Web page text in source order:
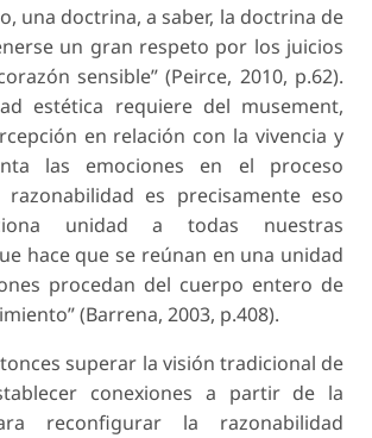
una doctrina, a saber, la doctrina de
un gran respeto por los juicios
sensible” (Peirce, 2010, p.62).
estética requiere del musement,
en relación con la vivencia y
las emociones en el proceso
razonabilidad es precisamente eso
unidad a todas nuestras
hace que se reúnan en una unidad
procedan del cuerpo entero de
(Barrena, 2003, p.408).
superar la visión tradicional de
conexiones a partir de la
reconfigurar la razonabilidad